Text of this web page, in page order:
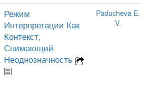
Режим
Интерпретации Как
Контекст,
Снимающий
Неоднозначность
Paducheva E.
V.